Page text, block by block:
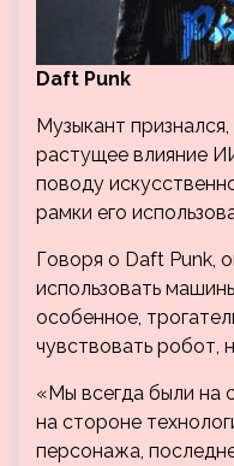
Daft Punk
Музыкант
растущее влияние
поводу
рамки его
Говоря о Daft Punk,
использовать
особенное,
чувствовать робот,
«Мы всегда были на
на стороне
персонажа,